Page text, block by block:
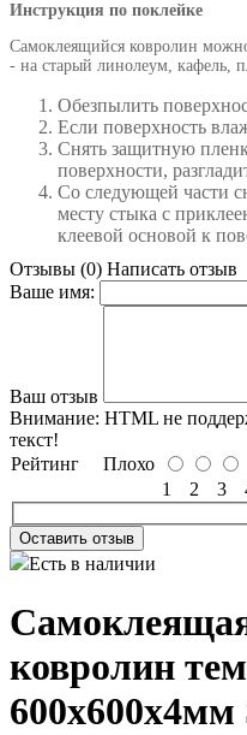
Инструкция по поклейке
Самоклеящийся ковролин
- на старый линолеум, кафель,
Обезпылить
Если поверхность
Снять защитную
поверхности,
Со следующей части
месту стыка с
клеевой основой к
Отзывы (0) Написать отзыв
Ваше имя:
Ваш отзыв
Внимание: HTML не
текст!
Рейтинг Плохо
1
2 3
Оставить отзыв
Есть в наличии
ковролин
600х600х4мм